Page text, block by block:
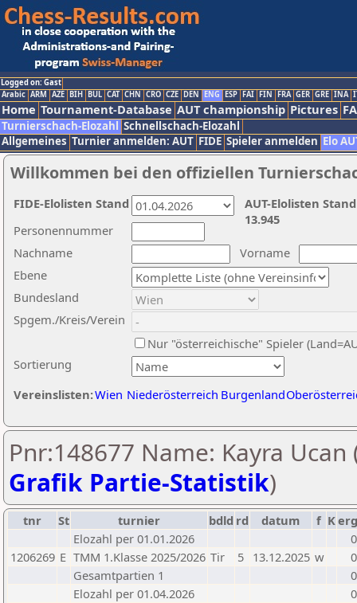
Logged on: Gast
Arabic ARM AZE BIH BUL CAT CHN CRO CZE DEN ENG ESP FAI FIN FRA GER GRE INA
Home Tournament-Database AUT championship Pictures
Turnierschach-Elozahl Schnellschach-Elozahl
Allgemeines Turnier anmelden: AUT FIDE Spieler anmelden Elo
Willkommen bei den offiziellen
Nachname
Vorname
Ebene
Sortierung
Personennummer
Bundesland
Spgem./Kreis/Verein
Nur "österreichische" Spieler
Vereinslisten:Wien Niederösterreich Burgenland
AUT-Elolisten
13.945
FIDE-Elolisten Stand
Pnr:148677 Name: Kayra Ucan
Grafik Partie-Statistik)
tnr St turnier bdld rd datum f Kerg
Elozahl per 01.01.2026
0
1206269 E TMM 1.Klasse 2025/2026 Tir 5 13.12.2025 w
0
Gesamtpartien 1
0
Elozahl per 01.04.2026
0